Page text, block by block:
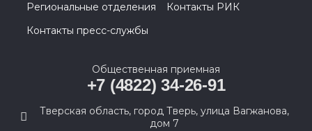
Региональные отделения
Контакты РИК
Контакты пресс-службы
Общественная приемная
+7 (4822) 34-26-91
Тверская область, город Тверь, улица Вагжанова,
дом 7